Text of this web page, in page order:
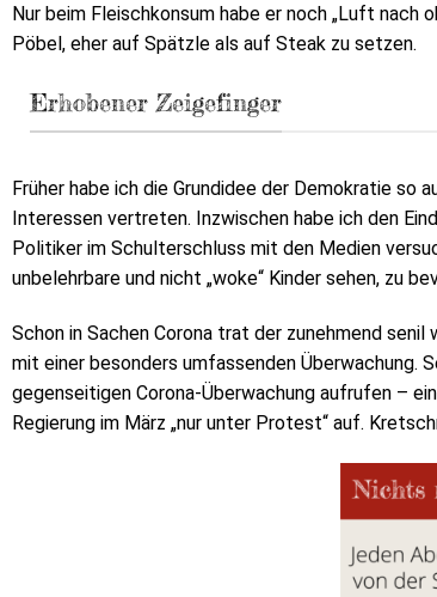
Nur beim Fleischkonsum habe er noch „Luft nach
Pöbel, eher auf Spätzle als auf Steak zu setzen.
Erhobener Zeigefinger
Früher habe ich die Grundidee der Demokratie so
Interessen vertreten. Inzwischen habe ich den
Politiker im Schulterschluss mit den Medien
unbelehrbare und nicht „woke“ Kinder sehen, zu
Schon in Sachen Corona trat der zunehmend
mit einer besonders umfassenden Überwachung.
gegenseitigen Corona-Überwachung aufrufen –
Regierung im März „nur unter Protest“ auf.